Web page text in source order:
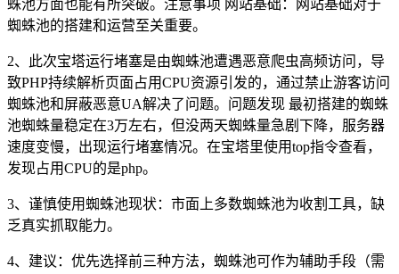
蛛池方面也能有所突破。注意事项 网站基础：网站基础对于
蜘蛛池的搭建和运营至关重要。
2、此次宝塔运行堵塞是由蜘蛛池遭遇恶意爬虫高频访问，导
致PHP持续解析页面占用CPU资源引发的，通过禁止游客访问
蜘蛛池和屏蔽恶意UA解决了问题。问题发现 最初搭建的蜘蛛
池蜘蛛量稳定在3万左右，但没两天蜘蛛量急剧下降，服务器
速度变慢，出现运行堵塞情况。在宝塔里使用top指令查看，
发现占用CPU的是php。
3、谨慎使用蜘蛛池现状：市面上多数蜘蛛池为收割工具，缺
乏真实抓取能力。
4、建议：优先选择前三种方法，蜘蛛池可作为辅助手段（需